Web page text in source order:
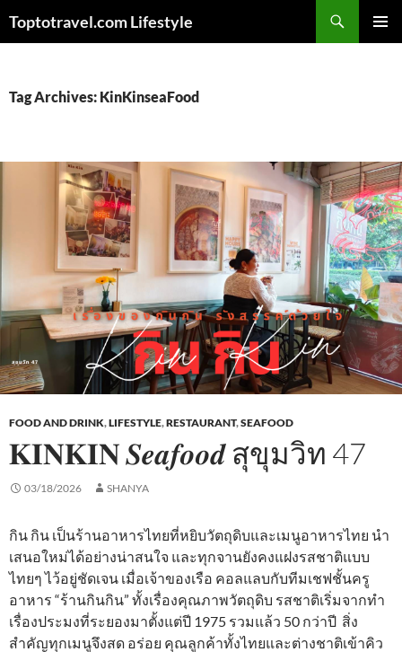
Toptotravel.com Lifestyle
Tag Archives: KinKinseaFood
FOOD AND DRINK,LIFESTYLE,RESTAURANT,SEAFOOD
𝐊𝐈𝐍𝐊𝐈𝐍 𝑺𝒆𝒂𝒇𝒐𝒐𝒅 สุขุมวิท 47
03/18/2026 SHANYA
กิน กิน เป็นร้านอาหารไทยที่หยิบวัตถุดิบและเมนูอาหารไทย นำ
เสนอใหม่ได้อย่างน่าสนใจ และทุกจานยังคงแฝงรสชาติแบบ
ไทยๆ ไว้อยู่ชัดเจน เมื่อเจ้าของเรือ คอลแลบกับทีมเชฟชั้นครู
อาหาร “ร้านกินกิน” ทั้งเรื่องคุณภาพวัตถุดิบ รสชาติเริ่มจากทำ
เรื่องประมงที่ระยองมาตั้งแต่ปี 1975 รวมแล้ว 50 กว่าปี สิ่ง
สำคัญทุกเมนูจึงสด อร่อย คุณลูกค้าทั้งไทยและต่างชาติเข้าคิว